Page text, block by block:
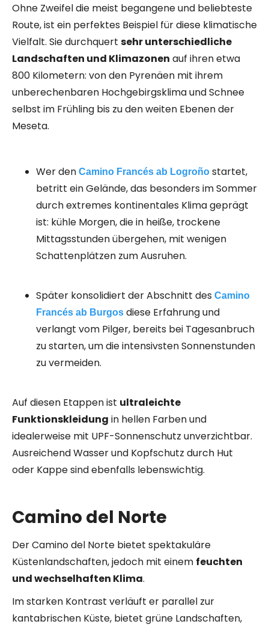
Ohne Zweifel die meist begangene und beliebteste
Route, ist ein perfektes Beispiel für diese klimatische
Vielfalt. Sie durchquert sehr unterschiedliche
Landschaften und Klimazonen auf ihren etwa
800 Kilometern: von den Pyrenäen mit ihrem
unberechenbaren Hochgebirgsklima und Schnee
selbst im Frühling bis zu den weiten Ebenen der
Meseta.
Wer den Camino Francés ab Logroño startet,
betritt ein Gelände, das besonders im Sommer
durch extremes kontinentales Klima geprägt
ist: kühle Morgen, die in heiße, trockene
Mittagsstunden übergehen, mit wenigen
Schattenplätzen zum Ausruhen.
Später konsolidiert der Abschnitt des Camino
Francés ab Burgos diese Erfahrung und
verlangt vom Pilger, bereits bei Tagesanbruch
zu starten, um die intensivsten Sonnenstunden
zu vermeiden.
Auf diesen Etappen ist ultraleichte
Funktionskleidung in hellen Farben und
idealerweise mit UPF-Sonnenschutz unverzichtbar.
Ausreichend Wasser und Kopfschutz durch Hut
oder Kappe sind ebenfalls lebenswichtig.
Camino del Norte
Der Camino del Norte bietet spektakuläre
Küstenlandschaften, jedoch mit einem feuchten
und wechselhaften Klima.
Im starken Kontrast verläuft er parallel zur
kantabrischen Küste, bietet grüne Landschaften,